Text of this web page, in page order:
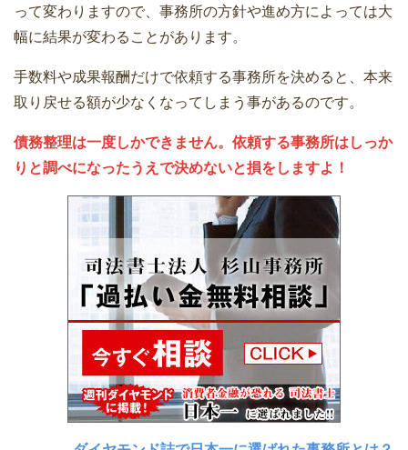
って変わりますので、事務所の方針や進め方によっては大
幅に結果が変わることがあります。
手数料や成果報酬だけで依頼する事務所を決めると、本来
取り戻せる額が少なくなってしまう事があるのです。
債務整理は一度しかできません。依頼する事務所はしっか
りと調べになったうえで決めないと損をしますよ！